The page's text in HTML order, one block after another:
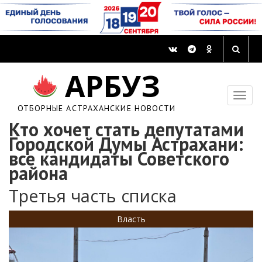
АРБУЗ
ОТБОРНЫЕ АСТРАХАНСКИЕ НОВОСТИ
Кто хочет стать депутатами
Городской Думы Астрахани:
все кандидаты Советского
района
Третья часть списка
Власть